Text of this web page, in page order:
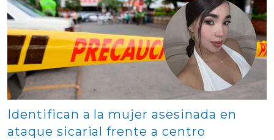
Identifican a la mujer asesinada en
ataque sicarial frente a centro